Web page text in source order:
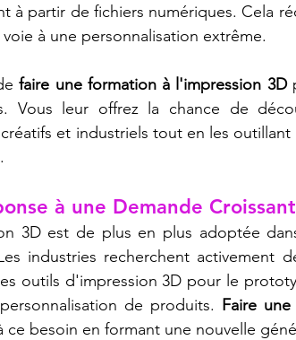
à partir de fichiers numériques. Cela
à une personnalisation extrême.
faire une formation à l'impression 3D
Vous leur offrez la chance de
et industriels tout en les
à une Demande
3D est de plus en plus adoptée
industries recherchent activement
outils d'impression 3D pour le
de produits. Faire
ce besoin en formant une nouvelle